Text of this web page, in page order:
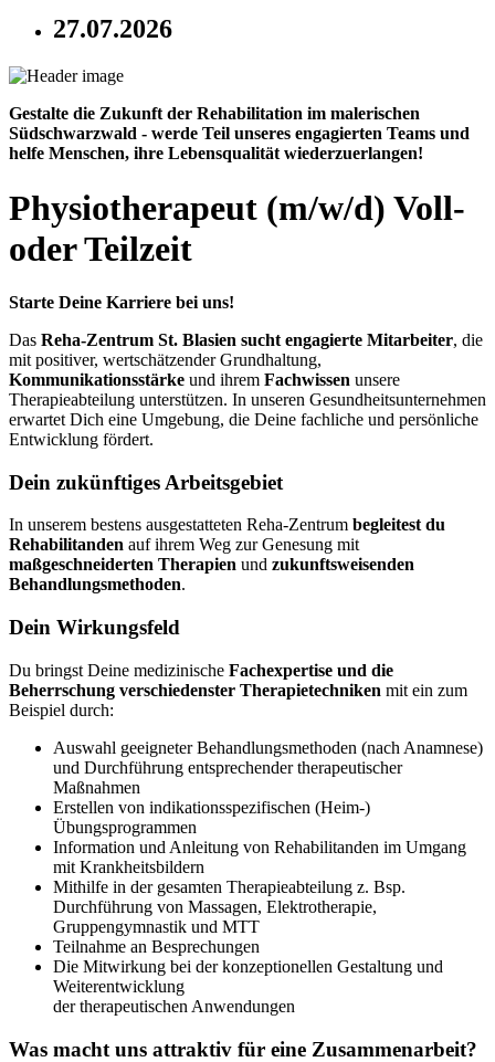
27.07.2026
Gestalte die Zukunft der Rehabilitation im malerischen
Südschwarzwald - werde Teil unseres engagierten Teams und
helfe Menschen, ihre Lebensqualität wiederzuerlangen!
Physiotherapeut (m/w/d) Voll-
oder Teilzeit
Starte Deine Karriere bei uns!
Das Reha-Zentrum St. Blasien sucht engagierte Mitarbeiter, die
mit positiver, wertschätzender Grundhaltung,
Kommunikationsstärke und ihrem Fachwissen unsere
Therapieabteilung unterstützen. In unseren Gesundheitsunternehmen
erwartet Dich eine Umgebung, die Deine fachliche und persönliche
Entwicklung fördert.
Dein zukünftiges Arbeitsgebiet
In unserem bestens ausgestatteten Reha-Zentrum begleitest du
Rehabilitanden auf ihrem Weg zur Genesung mit
maßgeschneiderten Therapien und zukunftsweisenden
Behandlungsmethoden.
Dein Wirkungsfeld
Du bringst Deine medizinische Fachexpertise und die
Beherrschung verschiedenster Therapietechniken mit ein zum
Beispiel durch:
Auswahl geeigneter Behandlungsmethoden (nach Anamnese)
und Durchführung entsprechender therapeutischer
Maßnahmen
Erstellen von indikationsspezifischen (Heim-)
Übungsprogrammen
Information und Anleitung von Rehabilitanden im Umgang
mit Krankheitsbildern
Mithilfe in der gesamten Therapieabteilung z. Bsp.
Durchführung von Massagen, Elektrotherapie,
Gruppengymnastik und MTT
Teilnahme an Besprechungen
Die Mitwirkung bei der konzeptionellen Gestaltung und
Weiterentwicklung
der therapeutischen Anwendungen
Was macht uns attraktiv für eine Zusammenarbeit?